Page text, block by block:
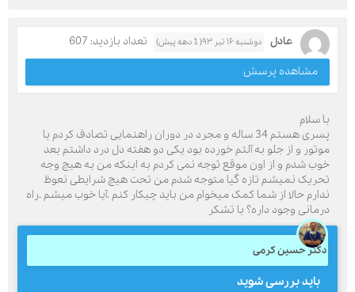
عادل دوشنبه ۱۶ تیر ۹۳( 1 دهه پیش)
تعداد بازدید: 607
مشاهده پرسش
با سلام
پسری هستم 34 ساله و مجرد در دوران راهنمایی تصادف کردم با
موتور و از جلو به آلتم خورده بود یکی دو هفته دل درد داشتم بعد
خوب شدم و از اون موقع توجه نمی کردم به اینکه من به هیچ وجه
تحریک نمیشم تازه گیا متوجه شدم من تحت هیچ شرایطی نعوظ
ندارم حالا از شما کمک میخوام من باید چیکار کنم .آیا خوب میشم .راه
درمانی وجود داره؟ با تشکر
دکتر حسین کرمی
باید بررسی شوید